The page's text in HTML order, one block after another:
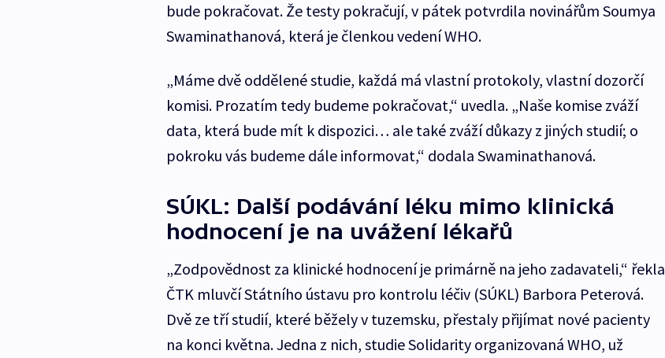
bude pokračovat. Že testy pokračují, v pátek potvrdila novinářům Soumya
Swaminathanová, která je členkou vedení WHO.
„Máme dvě oddělené studie, každá má vlastní protokoly, vlastní dozorčí
komisi. Prozatím tedy budeme pokračovat,“ uvedla. „Naše komise zváží
data, která bude mít k dispozici… ale také zváží důkazy z jiných studií; o
pokroku vás budeme dále informovat,“ dodala Swaminathanová.
SÚKL: Další podávání léku mimo klinická
hodnocení je na uvážení lékařů
„Zodpovědnost za klinické hodnocení je primárně na jeho zadavateli,“ řekla
ČTK mluvčí Státního ústavu pro kontrolu léčiv (SÚKL) Barbora Peterová.
Dvě ze tří studií, které běžely v tuzemsku, přestaly přijímat nové pacienty
na konci května. Jedna z nich, studie Solidarity organizovaná WHO, už